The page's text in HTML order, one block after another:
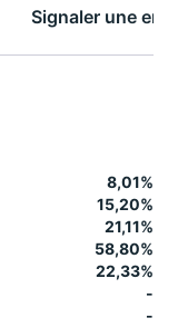
Signaler une
8,01%
15,20%
21,11%
58,80%
22,33%
-
-